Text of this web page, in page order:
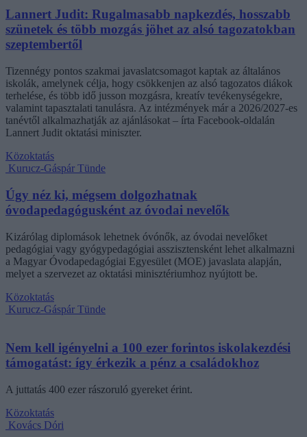
Lannert Judit: Rugalmasabb napkezdés, hosszabb
szünetek és több mozgás jöhet az alsó tagozatokban
szeptembertől
Tizennégy pontos szakmai javaslatcsomagot kaptak az általános
iskolák, amelynek célja, hogy csökkenjen az alsó tagozatos diákok
terhelése, és több idő jusson mozgásra, kreatív tevékenységekre,
valamint tapasztalati tanulásra. Az intézmények már a 2026/2027-es
tanévtől alkalmazhatják az ajánlásokat – írta Facebook-oldalán
Lannert Judit oktatási miniszter.
Közoktatás
Kurucz-Gáspár Tünde
Úgy néz ki, mégsem dolgozhatnak
óvodapedagógusként az óvodai nevelők
Kizárólag diplomások lehetnek óvónők, az óvodai nevelőket
pedagógiai vagy gyógypedagógiai asszisztensként lehet alkalmazni
a Magyar Óvodapedagógiai Egyesület (MOE) javaslata alapján,
melyet a szervezet az oktatási minisztériumhoz nyújtott be.
Közoktatás
Kurucz-Gáspár Tünde
Nem kell igényelni a 100 ezer forintos iskolakezdési
támogatást: így érkezik a pénz a családokhoz
A juttatás 400 ezer rászoruló gyereket érint.
Közoktatás
Kovács Dóri